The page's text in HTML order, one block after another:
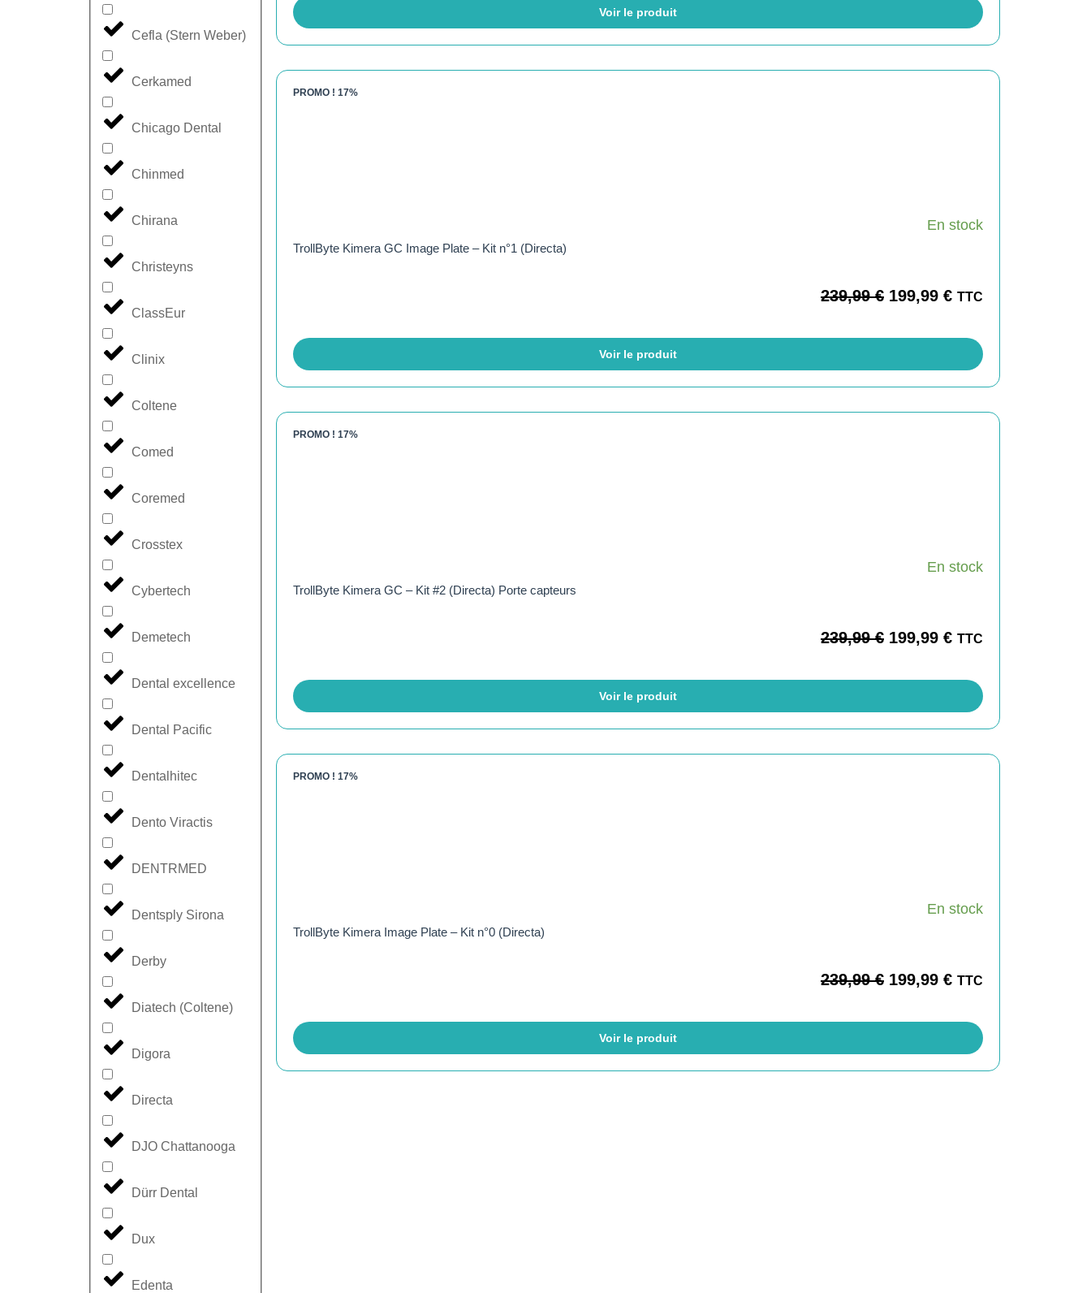
Cefla (Stern Weber)
Cerkamed
Chicago Dental
Chinmed
Chirana
Christeyns
ClassEur
Clinix
Coltene
Comed
Coremed
Crosstex
Cybertech
Demetech
Dental excellence
Dental Pacific
Dentalhitec
Dento Viractis
DENTRMED
Dentsply Sirona
Derby
Diatech (Coltene)
Digora
Directa
DJO Chattanooga
Dürr Dental
Dux
Edenta
Voir le produit
PROMO ! 17%
En stock
TrollByte Kimera GC Image Plate – Kit n°1 (Directa)
239,99€ 199,99 € TTC
Voir le produit
PROMO ! 17%
En stock
TrollByte Kimera GC – Kit #2 (Directa) Porte capteurs
239,99€ 199,99 € TTC
Voir le produit
PROMO ! 17%
En stock
TrollByte Kimera Image Plate – Kit n°0 (Directa)
239,99€ 199,99 € TTC
Voir le produit